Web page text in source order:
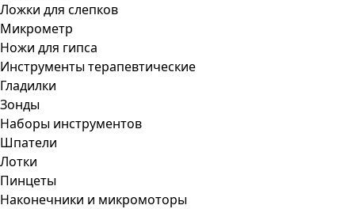
Ложки для слепков
Микрометр
Ножи для гипса
Инструменты терапевтические
Гладилки
Зонды
Наборы инструментов
Шпатели
Лотки
Пинцеты
Наконечники и микромоторы